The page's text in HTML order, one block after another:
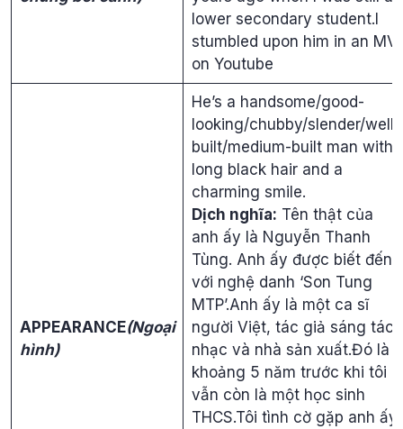
lower secondary student.I
stumbled upon him in an MV
on Youtube
APPEARANCE(Ngoại
hình)
He’s a handsome/good-
looking/chubby/slender/well-
built/medium-built man with
long black hair and a
charming smile.
Dịch nghĩa: Tên thật của
anh ấy là Nguyễn Thanh
Tùng. Anh ấy được biết đến
với nghệ danh ‘Son Tung
MTP’.Anh ấy là một ca sĩ
người Việt, tác giả sáng tác
nhạc và nhà sản xuất.Đó là
khoảng 5 năm trước khi tôi
vẫn còn là một học sinh
THCS.Tôi tình cờ gặp anh ấy